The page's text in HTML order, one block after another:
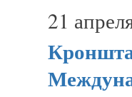
21